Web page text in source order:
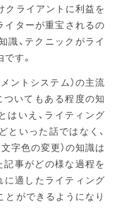
クライアントに利益を
イターが重宝されるの
識、テクニックがライ
す。
ントシステム）の主流
いてもある程度の知
はいえ、ライティング
といった話ではなく、
字色の変更）の知識は
記事がどの様な過程を
に適したライティング
ができるようになり